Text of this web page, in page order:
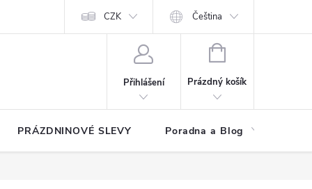
Hodnocení obchodu
CZK Čeština
Přihlášení
NÁKUPNÍ
Prázdný košík
PRÁZDNINOVÉ SLEVY Poradna a Blog